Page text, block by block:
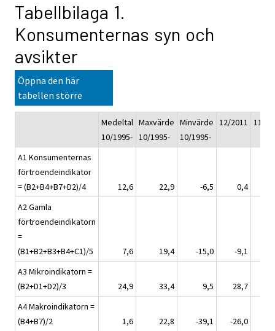
Tabellbilaga 1.
Konsumenternas syn och
avsikter
Öppna den här
tabellen större
Medeltal
10/1995-
Maxvärde
10/1995-
Minvärde
10/1995-
12/2011 11/
A1 Konsumenternas
förtroendeindikator
= (B2+B4+B7+D2)/4
12,6 22,9 -6,5 0,4
A2 Gamla
förtroendeindikatorn
=
(B1+B2+B3+B4+C1)/5
7,6 19,4 -15,0 -9,1
A3 Mikroindikatorn =
(B2+D1+D2)/3
24,9 33,4 9,5 28,7
A4 Makroindikatorn =
(B4+B7)/2
1,6 22,8 -39,1 -26,0